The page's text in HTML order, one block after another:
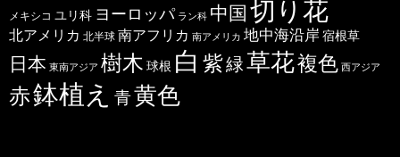
メキシコ ユリ科 ヨーロッパ ラン科 中国切り花
北アメリカ 北半球 南アフリカ 南アメリカ 地中海沿岸 宿根草
日本 東南アジア 樹木 球根 白 紫緑草花複色 西アジア
赤鉢植え 青黄色